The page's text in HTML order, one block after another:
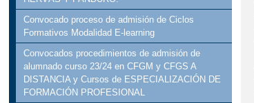
Convocado proceso de admisión de Ciclos
Formativos Modalidad E-learning
Convocados procedimientos de admisión de
alumnado curso 23/24 en CFGM y CFGS A
DISTANCIA y Cursos de ESPECIALIZACIÓN DE
FORMACIÓN PROFESIONAL